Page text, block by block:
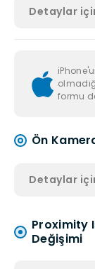
Detaylar
formu
Ön
Detaylar
Proximity
Değişimi